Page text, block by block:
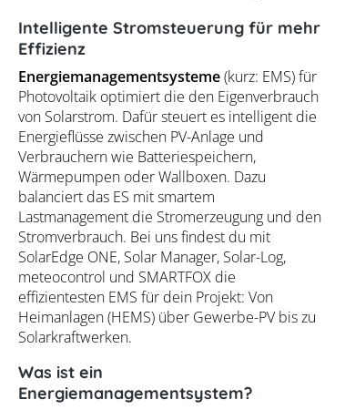
Intelligente Stromsteuerung für mehr
Effizienz
Energiemanagementsysteme(kurz: EMS) für
Photovoltaik optimiert die den Eigenverbrauch
von Solarstrom. Dafür steuert es intelligent die
Energieflüsse zwischen PV-Anlage und
Verbrauchern wie Batteriespeichern,
Wärmepumpen oder Wallboxen. Dazu
balanciert das ES mit smartem
Lastmanagement die Stromerzeugung und den
Stromverbrauch. Bei uns findest du mit
SolarEdge ONE, Solar Manager, Solar-Log,
meteocontrol und SMARTFOX die
effizientesten EMS für dein Projekt: Von
Heimanlagen (HEMS) über Gewerbe-PV bis zu
Solarkraftwerken.
Was ist ein
Energiemanagementsystem?